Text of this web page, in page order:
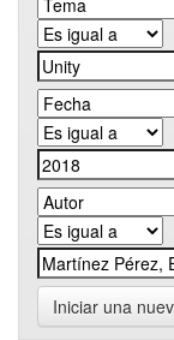
Iniciar una